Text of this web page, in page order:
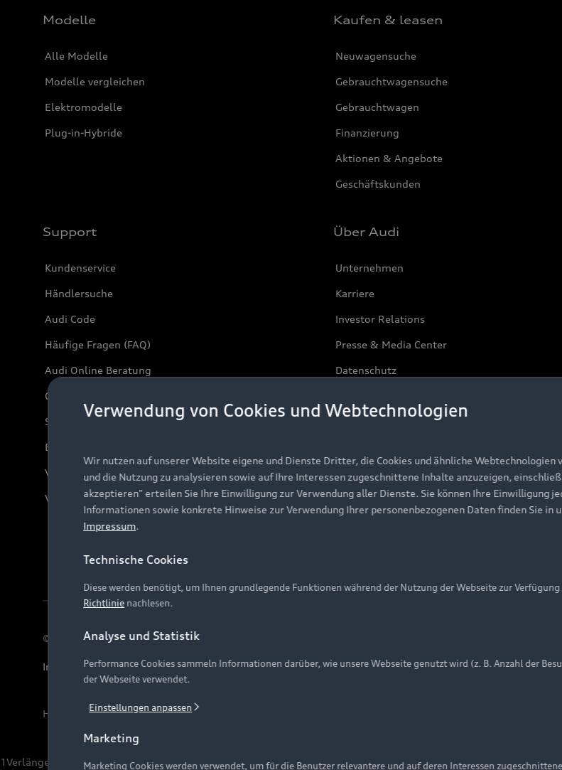
Modelle
Alle Modelle
Modelle vergleichen
Elektromodelle
Plug-in-Hybride
Kaufen & leasen
Neuwagensuche
Gebrauchtwagensuche
Gebrauchtwagen
Finanzierung
Aktionen & Angebote
Geschäftskunden
Support
Kundenservice
Händlersuche
Audi Code
Häufige Fragen (FAQ)
Audi Online Beratung
Online-Terminvereinbarung
Servicekontakt
Bordbuch & Bedienungsanleitungen
Verträge kündigen
Vertrag widerrufen
Über Audi
Unternehmen
Karriere
Investor Relations
Presse & Media Center
Datenschutz
© 2026 AUDI AG. Alle Rechte vorbehalten
Impressum Rechtliches Hinweisgebersystem Datenschutzinformation Cookie-Einstellungen
Hinweis: Die aktuelle Darstellung und Anordnung der Embleme am Fahrzeug bei allen Abbildungen auf
1Verlängerung vorbehalten.
Verwendung von Cookies und Webtechnologien
Wir nutzen auf unserer Website eigene und Dienste Dritter, die Cookies und ähnliche
und die Nutzung zu analysieren sowie auf Ihre Interessen zugeschnittene Inhalte anzuzeigen,
akzeptieren" erteilen Sie Ihre Einwilligung zur Verwendung aller Dienste. Sie können Ihre Einwilligung
Informationen sowie konkrete Hinweise zur Verwendung Ihrer personenbezogenen Daten finden Sie in
Impressum.
Technische Cookies
Diese werden benötigt, um Ihnen grundlegende Funktionen während der Nutzung der Webseite zur
Richtlinie nachlesen.
Analyse und Statistik
Performance Cookies sammeln Informationen darüber, wie unsere Webseite genutzt wird (z. B. Anzahl der
der Webseite verwendet.
Einstellungen anpassen
Marketing
Marketing Cookies werden verwendet, um für die Benutzer relevantere und auf deren Interessen